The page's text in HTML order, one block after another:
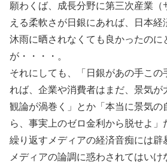
願わくば、成長分野に第三次産業（
える柔軟さが日銀にあれば、日本
沐雨に晒されなくても良かったのに
が・・・・。
それにしても、「日銀があの手この
れば、企業や消費者はまだ、景気が
観論が渦巻く」とか「本当に景気の
ら、事実上のゼロ金利から脱せよ」
繰り返すメディアの経済音痴には辟
メディアの論調に惑わされてはい